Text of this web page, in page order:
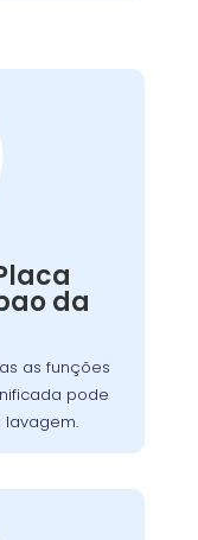
da
as funções
pode
lavagem.
as funções
secagem,
controle.
da máquina.